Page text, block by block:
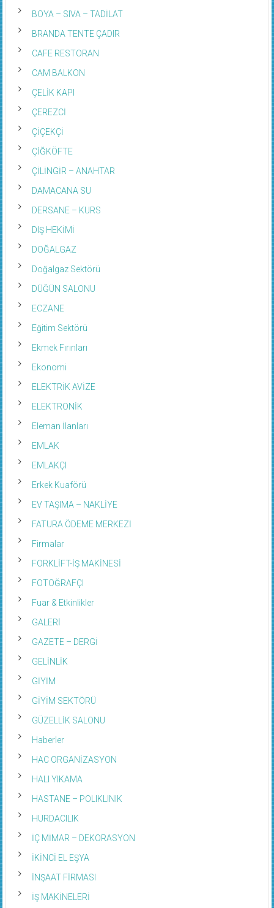
BOYA – SIVA – TADİLAT
BRANDA TENTE ÇADIR
CAFE RESTORAN
CAM BALKON
ÇELİK KAPI
ÇEREZCİ
ÇİÇEKÇİ
ÇİĞKÖFTE
ÇİLİNGİR – ANAHTAR
DAMACANA SU
DERSANE – KURS
DIŞ HEKİMİ
DOĞALGAZ
Doğalgaz Sektörü
DÜĞÜN SALONU
ECZANE
Eğitim Sektörü
Ekmek Fırınları
Ekonomi
ELEKTRİK AVİZE
ELEKTRONİK
Eleman İlanları
EMLAK
EMLAKÇI
Erkek Kuaförü
EV TAŞIMA – NAKLİYE
FATURA ÖDEME MERKEZİ
Firmalar
FORKLİFT-İŞ MAKİNESİ
FOTOĞRAFÇI
Fuar & Etkinlikler
GALERİ
GAZETE – DERGİ
GELİNLİK
GİYİM
GİYİM SEKTÖRÜ
GÜZELLİK SALONU
Haberler
HAC ORGANİZASYON
HALI YIKAMA
HASTANE – POLIKLINIK
HURDACILIK
İÇ MİMAR – DEKORASYON
İKİNCİ EL EŞYA
İNŞAAT FİRMASI
İŞ MAKİNELERİ